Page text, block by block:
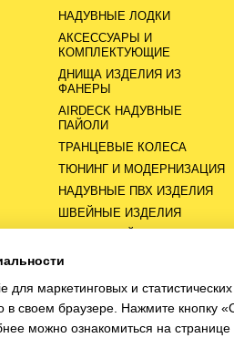
НАДУВНЫЕ ЛОДКИ
АКСЕССУАРЫ И
КОМПЛЕКТУЮЩИЕ
ДНИЩА ИЗДЕЛИЯ ИЗ
ФАНЕРЫ
AIRDECK НАДУВНЫЕ
ПАЙОЛИ
ТРАНЦЕВЫЕ КОЛЕСА
ТЮНИНГ И МОДЕРНИЗАЦИЯ
НАДУВНЫЕ ПВХ ИЗДЕЛИЯ
ШВЕЙНЫЕ ИЗДЕЛИЯ
для маркетинговых и
в своем браузере. Нажмите кнопку
можно ознакомиться на странице